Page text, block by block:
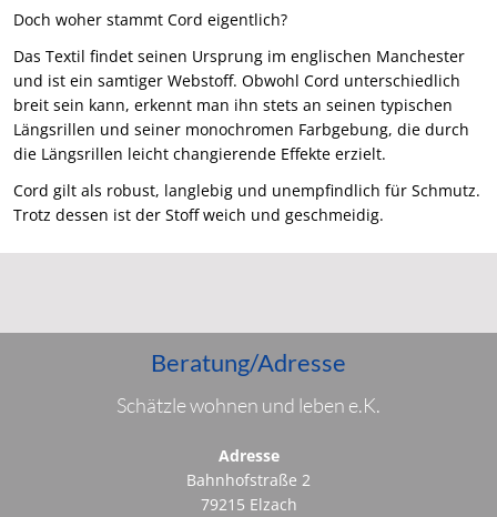
Doch woher stammt Cord eigentlich?
Das Textil findet seinen Ursprung im englischen Manchester
und ist ein samtiger Webstoff. Obwohl Cord unterschiedlich
breit sein kann, erkennt man ihn stets an seinen typischen
Längsrillen und seiner monochromen Farbgebung, die durch
die Längsrillen leicht changierende Effekte erzielt.
Cord gilt als robust, langlebig und unempfindlich für Schmutz.
Trotz dessen ist der Stoff weich und geschmeidig.
Beratung/Adresse
Schätzle wohnen und leben e.K.
Adresse
Bahnhofstraße 2
79215 Elzach